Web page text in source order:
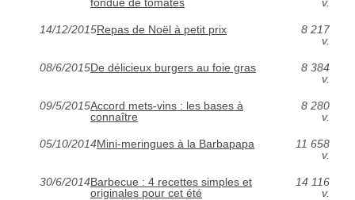
14/12/2015Repas de Noël à petit prix
8 217
v.
08/6/2015De délicieux burgers au foie gras
8 384
v.
09/5/2015Accord mets-vins : les bases à
connaître
8 280
v.
05/10/2014Mini-meringues à la Barbapapa
11 658
v.
30/6/2014Barbecue : 4 recettes simples et
originales pour cet été
14 116
v.